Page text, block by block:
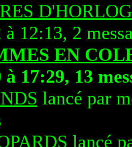
12:13, 2
EN
17:29, 13
lancé par
lancé